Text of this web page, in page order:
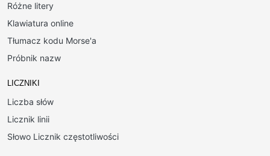
Różne litery
Klawiatura online
Tłumacz kodu Morse'a
Próbnik nazw
LICZNIKI
Liczba słów
Licznik linii
Słowo Licznik częstotliwości